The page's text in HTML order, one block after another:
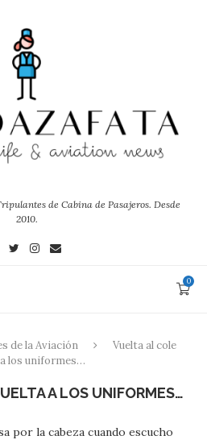
de Cabina de Pasajeros. Desde
2010.
0
de la Aviación
Vuelta al cole
los uniformes…
A LOS UNIFORMES…
por la cabeza cuando escucho